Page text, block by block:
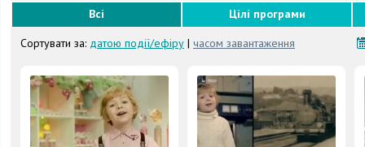
Всі
Цілі програми
Сортувати за: датою події/ефіру | часом завантаження